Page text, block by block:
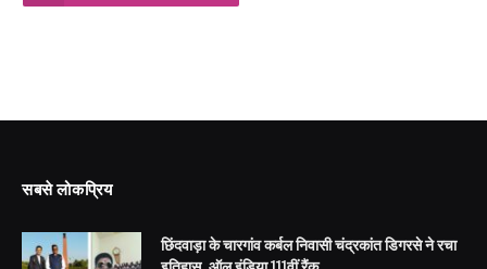
सबसे लोकप्रिय
छिंदवाड़ा के चारगांव कर्बल निवासी चंद्रकांत डिगरसे ने रचा